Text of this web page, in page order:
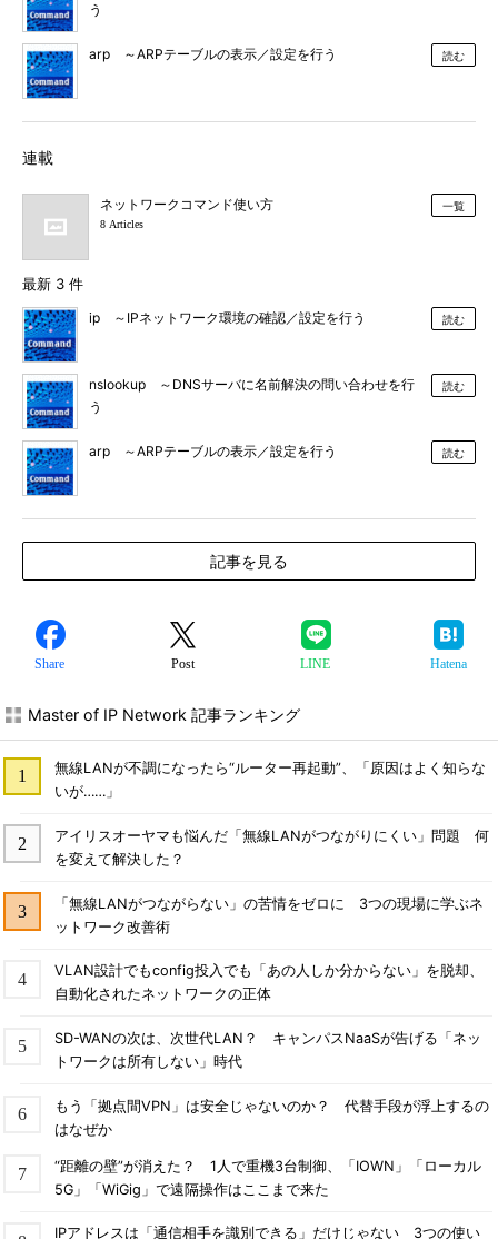
う
arp ～ARPテーブルの表示／設定を行う 読む
連載
ネットワークコマンド使い方
8 Articles
一覧
最新 3 件
ip ～IPネットワーク環境の確認／設定を行う 読む
nslookup ～DNSサーバに名前解決の問い合わせを行
う
読む
arp ～ARPテーブルの表示／設定を行う 読む
記事を見る
Share Post LINE Hatena
Master of IP Network 記事ランキング
無線LANが不調になったら“ルーター再起動”、「原因はよく知らな
いが……」
アイリスオーヤマも悩んだ「無線LANがつながりにくい」問題 何
を変えて解決した？
「無線LANがつながらない」の苦情をゼロに 3つの現場に学ぶネ
ットワーク改善術
VLAN設計でもconfig投入でも「あの人しか分からない」を脱却、
自動化されたネットワークの正体
SD-WANの次は、次世代LAN？ キャンパスNaaSが告げる「ネッ
トワークは所有しない」時代
もう「拠点間VPN」は安全じゃないのか？ 代替手段が浮上するの
はなぜか
“距離の壁”が消えた？ 1人で重機3台制御、「IOWN」「ローカル
5G」「WiGig」で遠隔操作はここまで来た
IPアドレスは「通信相手を識別できる」だけじゃない 3つの使い